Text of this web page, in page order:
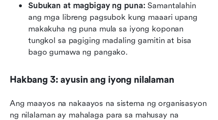
Subukan at magbigay ng puna: Samantalahin
ang mga libreng pagsubok kung maaari upang
makakuha ng puna mula sa iyong koponan
tungkol sa pagiging madaling gamitin at bisa
bago gumawa ng pangako.
Hakbang 3: ayusin ang iyong nilalaman
Ang maayos na nakaayos na sistema ng organisasyon
ng nilalaman ay mahalaga para sa mahusay na